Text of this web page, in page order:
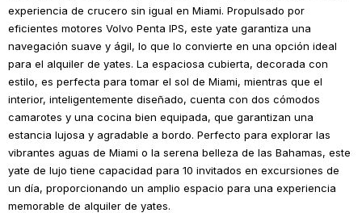
experiencia de crucero sin igual en Miami. Propulsado por
eficientes motores Volvo Penta IPS, este yate garantiza una
navegación suave y ágil, lo que lo convierte en una opción ideal
para el alquiler de yates. La espaciosa cubierta, decorada con
estilo, es perfecta para tomar el sol de Miami, mientras que el
interior, inteligentemente diseñado, cuenta con dos cómodos
camarotes y una cocina bien equipada, que garantizan una
estancia lujosa y agradable a bordo. Perfecto para explorar las
vibrantes aguas de Miami o la serena belleza de las Bahamas, este
yate de lujo tiene capacidad para 10 invitados en excursiones de
un día, proporcionando un amplio espacio para una experiencia
memorable de alquiler de yates.